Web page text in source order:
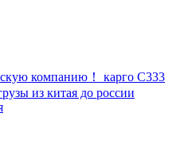
компанию！ карго C333
из китая до россии